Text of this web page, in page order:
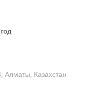
Алматы, Казахстан